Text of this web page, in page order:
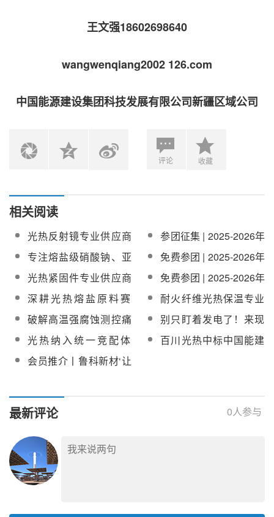
王文强18602698640
wangwenqiang2002 126.com
中国能源建设集团科技发展有限公司新疆区域公司
评论 收藏
相关阅读
光热反射镜专业供应商
—武汉圣普太阳能科技
有限公司加入
CSPPLAZA会员单位
参团征集 | 2025-2026年
度平台会员单位巡回调
研活动第一期：江苏/上
海/安徽
专注熔盐级硝酸钠、亚
硝酸钠！华龙新材料加
入CSPPLAZA会员单位
免费参团 | 2025-2026年
度平台会员单位巡回调
研活动第三期：津冀辽
黑
光热紧固件专业供应商
—奥展实业股份有限公
司加入CSPPLAZA会员
单位
免费参团 | 2025-2026年
度平台会员单位巡回调
研活动第四期：湖北
深耕光热熔盐原料赛
道，凯龙化学入驻
CSPPLAZA 会员单位
耐火纤维光热保温专业
供应商 — 湖北烁砺新材
料科技有限公司加入
CSPPLAZA会员单位
破解高温强腐蚀测控痛
点！华毅澳峰加入
CSPPLAZA主任委员会
员单位
别只盯着发电了！来现
场掘金消费侧能源新风
口
光热纳入统一竞配体
系！四川发布新能源资
源市场化配置管理办法
百川光热中标中国能建
会员推介丨鲁科新材‘让
最新评论 0人参与